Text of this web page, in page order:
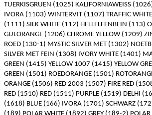
TUERKISGRUEN (1025) KALIFORNIAWEISS
IVORA (1103) WINTERVIT (1107) TRAFFIC
(1111) SILK WHITE (112) HELLELFENBEIN (113)
GULORANGE (1206) CHROME YELLOW (1209)
ROED (130-1) MYSTIC SILVER MET (1302)
SILVER MET FEIN (1308) IVORY WHITE (1401)
GREEN (1415) YELLOW 1007 (1415) YELLOW
GREEN (1501) ROEDORANGE (1501)
ORANGE (1506) RED 2003 (1507) FIRE RED
RED (1510) RED (1511) PURPLE (1519) DELHI
(1618) BLUE (166) IVORA (1701) SCHWARZ